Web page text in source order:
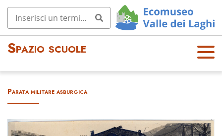
Spazio scuole
OPE
N
Parata militare asburgica